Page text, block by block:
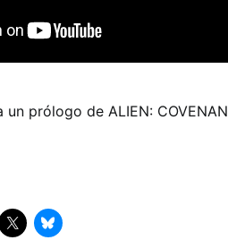
prólogo de ALIEN: